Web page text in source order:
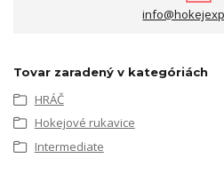
Tovar zaradený v kategóriách
HRÁČ
Hokejové rukavice
Intermediate